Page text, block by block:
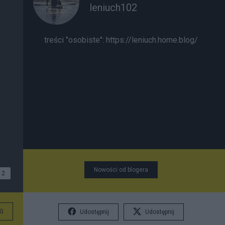
2
leniuch102
treści "osobiste": https://leniuch.home.blog/
Nowości od blogera
Udostępnij Udostępnij